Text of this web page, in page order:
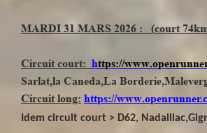
MARDI 31 MARS 2026 : (court
Circuit court: https://
Sarlat,la Caneda,La
Circuit long: https://
Idem circuit court > D62,